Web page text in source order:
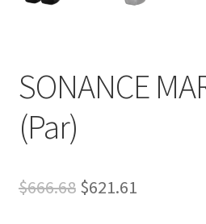
SONANCE
(Par)
$666.68 $621.61